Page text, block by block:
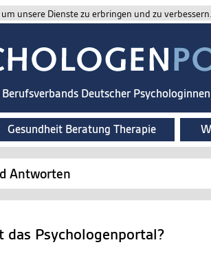
unsere Dienste zu erbringen und zu
Berufsverbands Deutscher
Gesundheit Beratung Therapie
Antworten
das Psychologenportal?